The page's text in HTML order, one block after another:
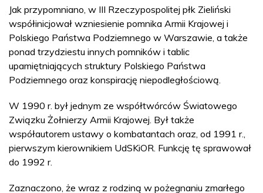
Jak przypomniano, w III Rzeczypospolitej płk Zieliński
współinicjował wzniesienie pomnika Armii Krajowej i
Polskiego Państwa Podziemnego w Warszawie, a także
ponad trzydziestu innych pomników i tablic
upamiętniających struktury Polskiego Państwa
Podziemnego oraz konspirację niepodległościową.
W 1990 r. był jednym ze współtwórców Światowego
Związku Żołnierzy Armii Krajowej. Był także
współautorem ustawy o kombatantach oraz, od 1991 r.,
pierwszym kierownikiem UdSKiOR. Funkcję tę sprawował
do 1992 r.
Zaznaczono, że wraz z rodziną w pożegnaniu zmarłego